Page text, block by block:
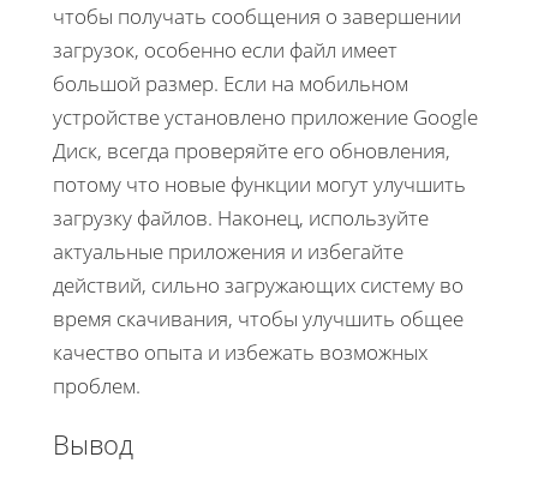
чтобы получать сообщения о завершении
загрузок, особенно если файл имеет
большой размер. Если на мобильном
устройстве установлено приложение Google
Диск, всегда проверяйте его обновления,
потому что новые функции могут улучшить
загрузку файлов. Наконец, используйте
актуальные приложения и избегайте
действий, сильно загружающих систему во
время скачивания, чтобы улучшить общее
качество опыта и избежать возможных
проблем.
Вывод